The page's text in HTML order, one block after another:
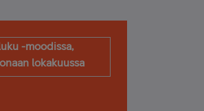
-moodissa,
lokakuussa